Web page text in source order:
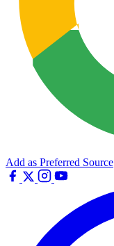
Add as Preferred Source